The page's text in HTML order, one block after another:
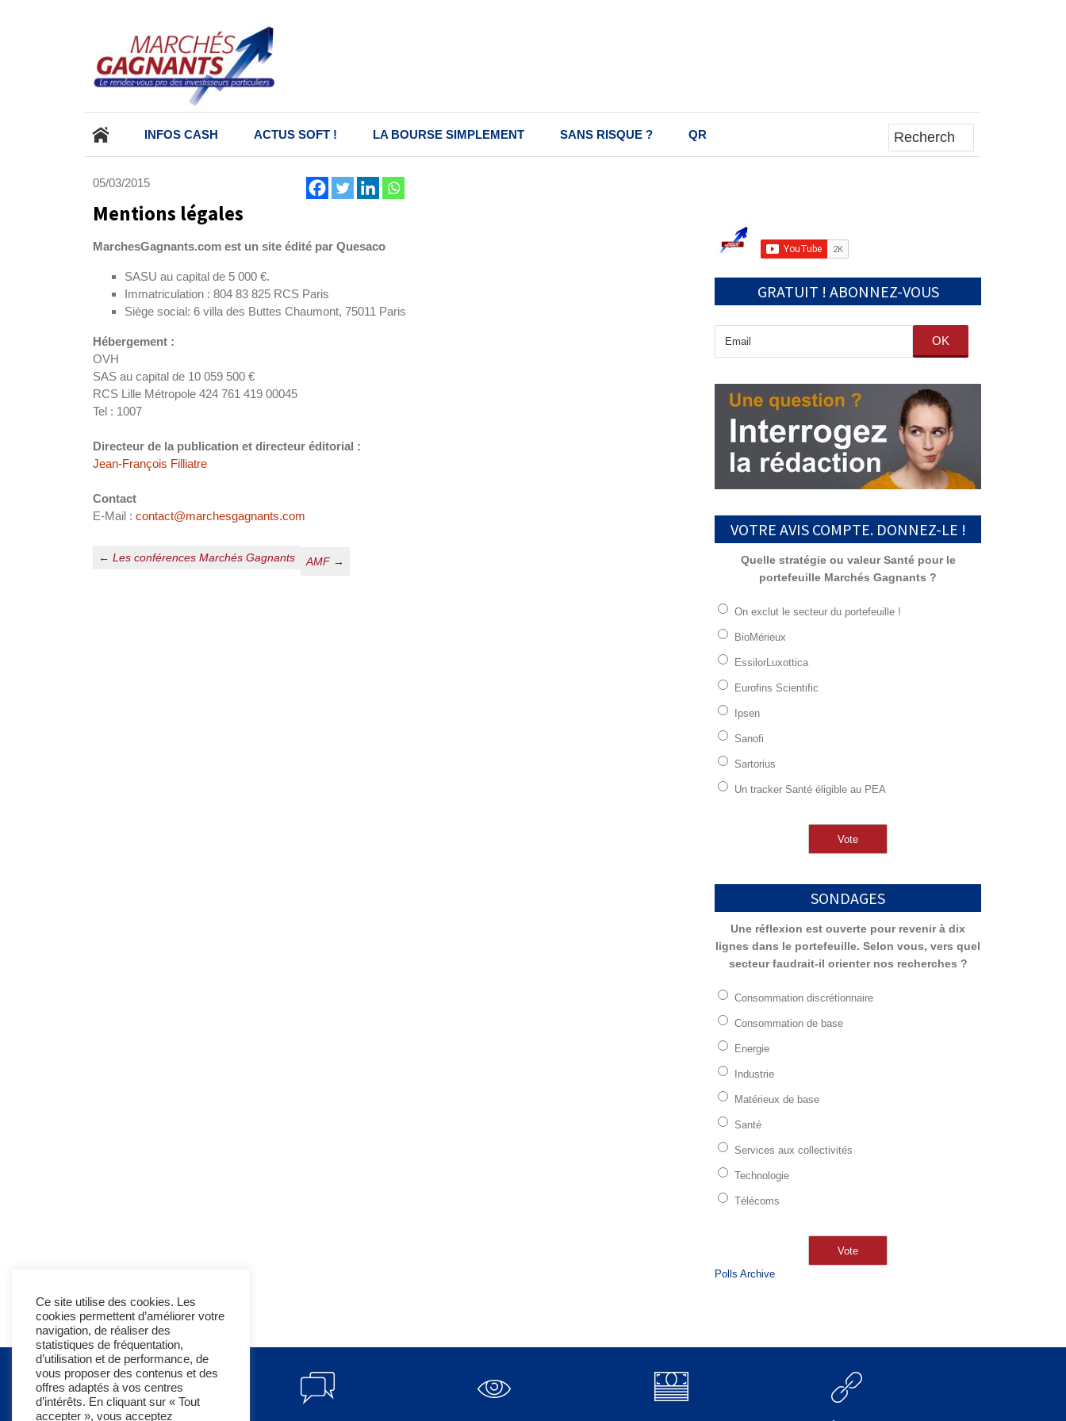
ALLER
AU
PRINCIPAL
INFOS CASH ACTUS SOFT ! LA BOURSE SIMPLEMENT SANS RISQUE ? QR
05/03/2015
Mentions légales
MarchesGagnants.com est un site édité par Quesaco
SASU au capital de 5 000 €.
Immatriculation : 804 83 825 RCS Paris
Siège social: 6 villa des Buttes Chaumont, 75011 Paris
Hébergement :
OVH
SAS au capital de 10 059 500 €
RCS Lille Métropole 424 761 419 00045
Tel : 1007
Directeur de la publication et directeur éditorial :
Jean-François Filliatre
Contact
E-Mail : contact@marchesgagnants.com
Navigation
← Les conférences Marchés Gagnants AMF →
GRATUIT ! ABONNEZ-VOUS
OK
VOTRE AVIS COMPTE. DONNEZ-LE !
Quelle stratégie ou valeur Santé pour le
portefeuille Marchés Gagnants ?
On exclut le secteur du portefeuille !
BioMérieux
EssilorLuxottica
Eurofins Scientific
Ipsen
Sanofi
Sartorius
Un tracker Santé éligible au PEA
SONDAGES
Une réflexion est ouverte pour revenir à dix
lignes dans le portefeuille. Selon vous, vers quel
secteur faudrait-il orienter nos recherches ?
Consommation discrétionnaire
Consommation de base
Energie
Industrie
Matérieux de base
Santé
Services aux collectivités
Technologie
Télécoms
Polls Archive
Ce site utilise des cookies. Les
cookies permettent d’améliorer votre
navigation, de réaliser des
statistiques de fréquentation,
d’utilisation et de performance, de
vous proposer des contenus et des
offres adaptés à vos centres
d’intérêts. En cliquant sur « Tout
accepter », vous acceptez